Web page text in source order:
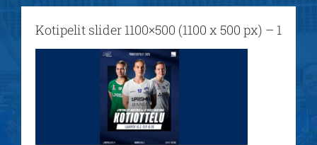
Kotipelit slider 1100×500 (1100 x 500 px) – 1